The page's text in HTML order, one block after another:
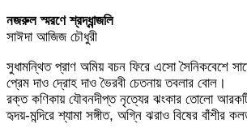
নজরুল স্মরণে শ্রদ্ধান্জলি
সাঈদা আজিজ চৌধুরী
সুধামন্থিত প্রাণ অমিয় বচন ফিরে এসো সৈনিকবেশে
প্রেম দাও দ্রোহ দাও ভৈরবী চেতনায় তবলার বোল।
রক্ত কণিকায় যৌবনদীপ্ত নৃত্যের ঝংকার তোলো
হৃদয়-মন্দিরে শ্যামা সঙ্গীত, অগ্নি ঝরাও বিষের বাঁশীর